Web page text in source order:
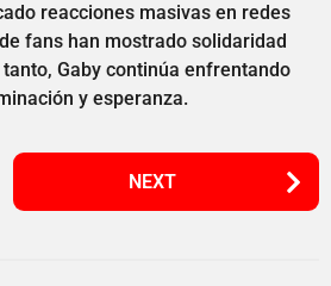
reacciones masivas en redes
fans han mostrado solidaridad
Gaby continúa enfrentando
y esperanza.
NEXT